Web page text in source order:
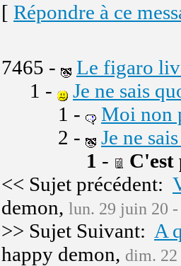
[ Répondre à ce
7465 -
Le figaro
1 -
Je ne sais
1 -
Moi non
2 -
Je ne
1 - C'est
<< Sujet précédent:
demon, lun. 29 juin 20
>> Sujet Suivant: A
happy demon, dim.